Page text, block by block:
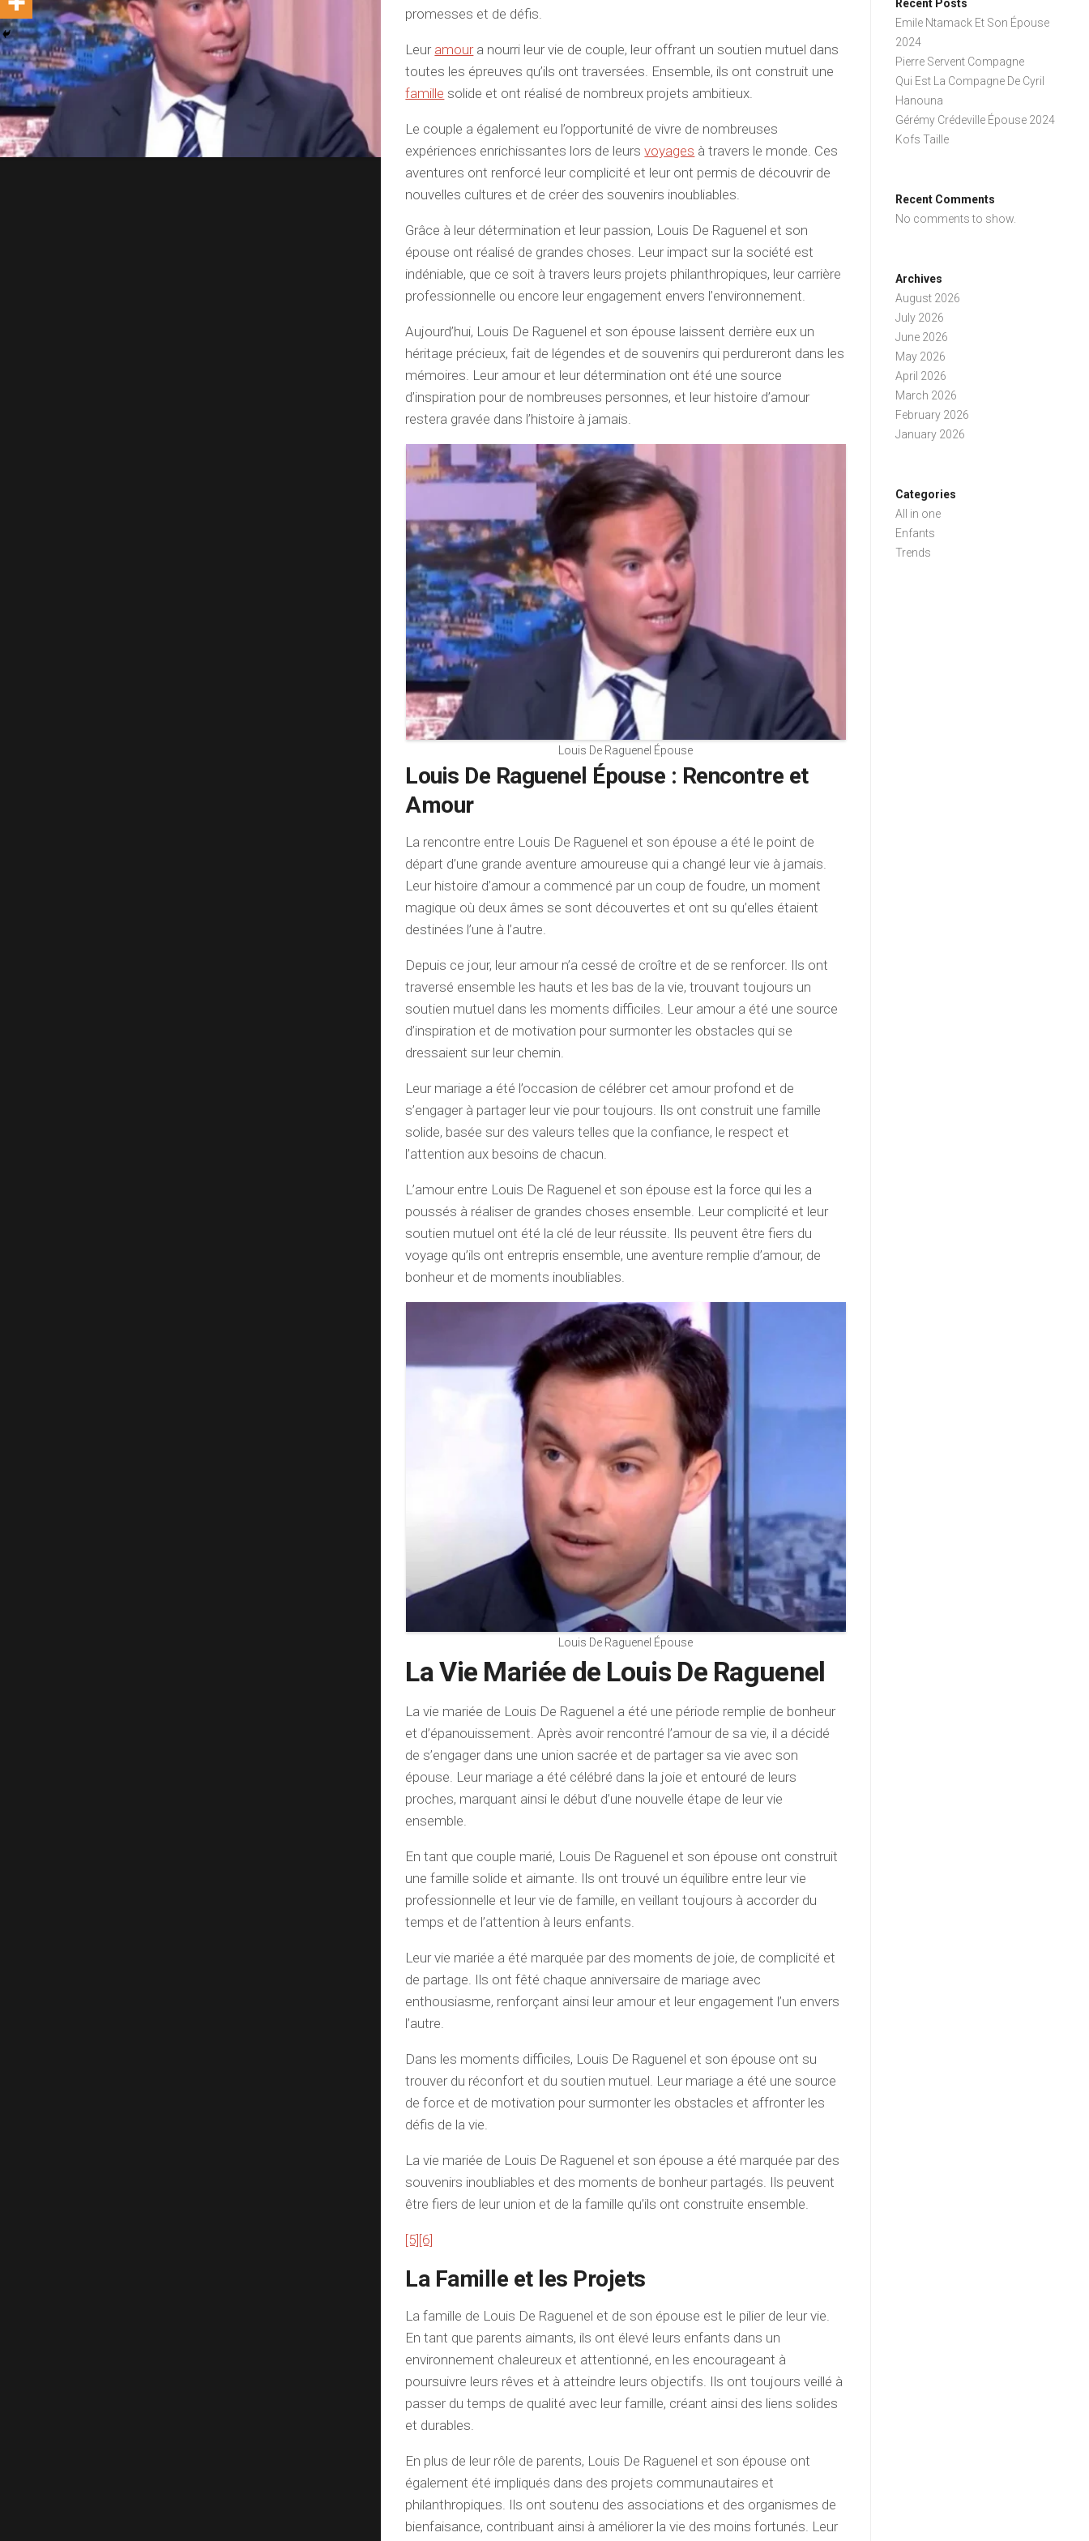
promesses et de défis.
Leur amoura nourri leur vie de couple, leur offrant un soutien mutuel dans
toutes les épreuves qu’ils ont traversées. Ensemble, ils ont construit une
famille solide et ont réalisé de nombreux projets ambitieux.
Le couple a également eu l’opportunité de vivre de nombreuses
expériences enrichissantes lors de leursvoyages à travers le monde. Ces
aventures ont renforcé leur complicité et leur ont permis de découvrir de
nouvelles cultures et de créer des souvenirs inoubliables.
Grâce à leur détermination et leur passion, Louis De Raguenel et son
épouse ont réalisé de grandes choses. Leur impact sur la société est
indéniable, que ce soit à travers leurs projets philanthropiques, leur carrière
professionnelle ou encore leur engagement envers l’environnement.
Aujourd’hui, Louis De Raguenel et son épouse laissent derrière eux un
héritage précieux, fait de légendes et de souvenirs qui perdureront dans les
mémoires. Leur amour et leur détermination ont été une source
d’inspiration pour de nombreuses personnes, et leur histoire d’amour
restera gravée dans l’histoire à jamais.
Louis De Raguenel Épouse
Louis De Raguenel Épouse : Rencontre et
Amour
La rencontre entre Louis De Raguenel et son épouse a été le point de
départ d’une grande aventure amoureuse qui a changé leur vie à jamais.
Leur histoire d’amour a commencé par un coup de foudre, un moment
magique où deux âmes se sont découvertes et ont su qu’elles étaient
destinées l’une à l’autre.
Depuis ce jour, leur amour n’a cessé de croître et de se renforcer. Ils ont
traversé ensemble les hauts et les bas de la vie, trouvant toujours un
soutien mutuel dans les moments difficiles. Leur amour a été une source
d’inspiration et de motivation pour surmonter les obstacles qui se
dressaient sur leur chemin.
Leur mariage a été l’occasion de célébrer cet amour profond et de
s’engager à partager leur vie pour toujours. Ils ont construit une famille
solide, basée sur des valeurs telles que la confiance, le respect et
l’attention aux besoins de chacun.
L’amour entre Louis De Raguenel et son épouse est la force qui les a
poussés à réaliser de grandes choses ensemble. Leur complicité et leur
soutien mutuel ont été la clé de leur réussite. Ils peuvent être fiers du
voyage qu’ils ont entrepris ensemble, une aventure remplie d’amour, de
bonheur et de moments inoubliables.
Louis De Raguenel Épouse
La Vie Mariée de Louis De Raguenel
La vie mariée de Louis De Raguenel a été une période remplie de bonheur
et d’épanouissement. Après avoir rencontré l’amour de sa vie, il a décidé
de s’engager dans une union sacrée et de partager sa vie avec son
épouse. Leur mariage a été célébré dans la joie et entouré de leurs
proches, marquant ainsi le début d’une nouvelle étape de leur vie
ensemble.
En tant que couple marié, Louis De Raguenel et son épouse ont construit
une famille solide et aimante. Ils ont trouvé un équilibre entre leur vie
professionnelle et leur vie de famille, en veillant toujours à accorder du
temps et de l’attention à leurs enfants.
Leur vie mariée a été marquée par des moments de joie, de complicité et
de partage. Ils ont fêté chaque anniversaire de mariage avec
enthousiasme, renforçant ainsi leur amour et leur engagement l’un envers
l’autre.
Dans les moments difficiles, Louis De Raguenel et son épouse ont su
trouver du réconfort et du soutien mutuel. Leur mariage a été une source
de force et de motivation pour surmonter les obstacles et affronter les
défis de la vie.
La vie mariée de Louis De Raguenel et son épouse a été marquée par des
souvenirs inoubliables et des moments de bonheur partagés. Ils peuvent
être fiers de leur union et de la famille qu’ils ont construite ensemble.
[5] [6]
La Famille et les Projets
La famille de Louis De Raguenel et de son épouse est le pilier de leur vie.
En tant que parents aimants, ils ont élevé leurs enfants dans un
environnement chaleureux et attentionné, en les encourageant à
poursuivre leurs rêves et à atteindre leurs objectifs. Ils ont toujours veillé à
passer du temps de qualité avec leur famille, créant ainsi des liens solides
et durables.
En plus de leur rôle de parents, Louis De Raguenel et son épouse ont
également été impliqués dans des projets communautaires et
philanthropiques. Ils ont soutenu des associations et des organismes de
bienfaisance, contribuant ainsi à améliorer la vie des moins fortunés. Leur
Recent Posts
Emile Ntamack Et Son Épouse
2024
Pierre Servent Compagne
Qui Est La Compagne De Cyril
Hanouna
Gérémy Crédeville Épouse 2024
Kofs Taille
Recent Comments
No comments to show.
Archives
August 2026
July 2026
June 2026
May 2026
April 2026
March 2026
February 2026
January 2026
Categories
All in one
Enfants
Trends